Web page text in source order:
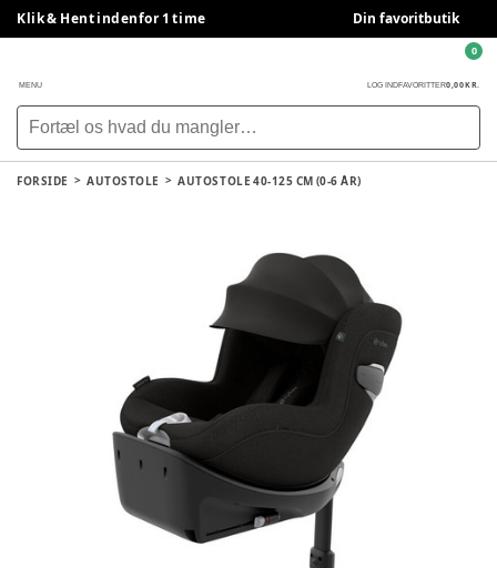
Klik & Hent indenfor 1 time Din favoritbutik
MENU LOG INDFAVORITTER0,00 KR.
0
FORSIDE AUTOSTOLE AUTOSTOLE 40-125 CM (0-6 ÅR)